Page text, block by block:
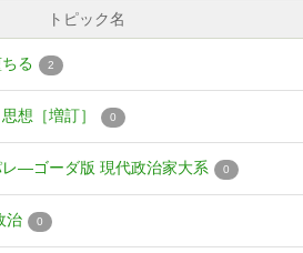
トピック名
る 2
想［増訂］ 0
—ゴーダ版 現代政治家大系 0
治 0